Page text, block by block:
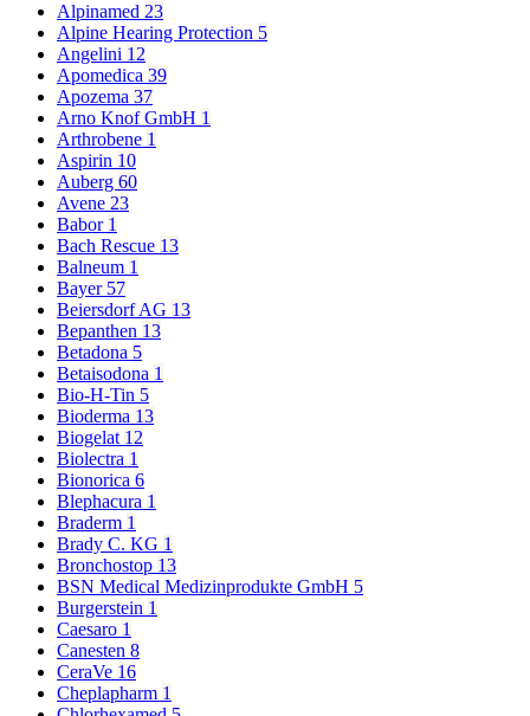
Alpinamed 23
Alpine Hearing Protection 5
Angelini 12
Apomedica 39
Apozema 37
Arno Knof GmbH 1
Arthrobene 1
Aspirin 10
Auberg 60
Avene 23
Babor 1
Bach Rescue 13
Balneum 1
Bayer 57
Beiersdorf AG 13
Bepanthen 13
Betadona 5
Betaisodona 1
Bio-H-Tin 5
Bioderma 13
Biogelat 12
Biolectra 1
Bionorica 6
Blephacura 1
Braderm 1
Brady C. KG 1
Bronchostop 13
BSN Medical Medizinprodukte GmbH 5
Burgerstein 1
Caesaro 1
Canesten 8
CeraVe 16
Cheplapharm 1